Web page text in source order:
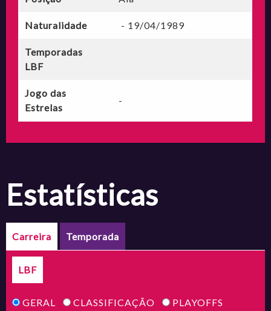
Naturalidade - 19/04/1989
Temporadas
LBF
Jogo das
Estrelas
-
estatísticas
Carreira Temporada
LBF
GERAL CLASSIFICAÇÃO PLAYOFFS